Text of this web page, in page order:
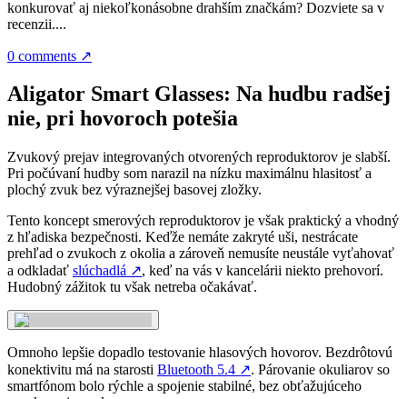
konkurovať aj niekoľkonásobne drahším značkám? Dozviete sa v
recenzii....
0 comments ↗
Aligator Smart Glasses: Na hudbu radšej
nie, pri hovoroch potešia
Zvukový prejav integrovaných otvorených reproduktorov je slabší.
Pri počúvaní hudby som narazil na nízku maximálnu hlasitosť a
plochý zvuk bez výraznejšej basovej zložky.
Tento koncept smerových reproduktorov je však praktický a vhodný
z hľadiska bezpečnosti. Keďže nemáte zakryté uši, nestrácate
prehľad o zvukoch z okolia a zároveň nemusíte neustále vyťahovať
a odkladať slúchadlá ↗, keď na vás v kancelárii niekto prehovorí.
Hudobný zážitok tu však netreba očakávať.
Omnoho lepšie dopadlo testovanie hlasových hovorov. Bezdrôtovú
konektivitu má na starosti Bluetooth 5.4 ↗. Párovanie okuliarov so
smartfónom bolo rýchle a spojenie stabilné, bez obťažujúceho